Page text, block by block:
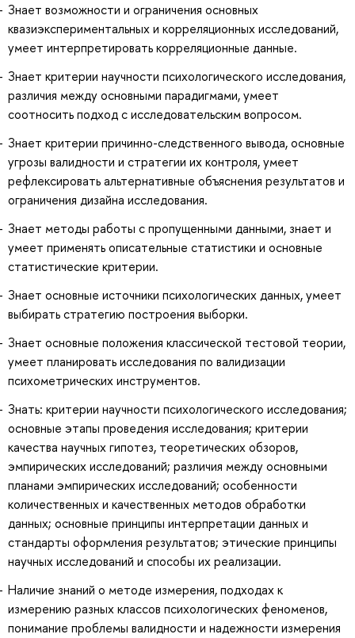
Знает возможности и ограничения основных
квазиэкспериментальных и корреляционных исследований,
умеет интерпретировать корреляционные данные.
Знает критерии научности психологического исследования,
различия между основными парадигмами, умеет
соотносить подход с исследовательским вопросом.
Знает критерии причинно-следственного вывода, основные
угрозы валидности и стратегии их контроля, умеет
рефлексировать альтернативные объяснения результатов и
ограничения дизайна исследования.
Знает методы работы с пропущенными данными, знает и
умеет применять описательные статистики и основные
статистические критерии.
Знает основные источники психологических данных, умеет
выбирать стратегию построения выборки.
Знает основные положения классической тестовой теории,
умеет планировать исследования по валидизации
психометрических инструментов.
Знать: критерии научности психологического исследования;
основные этапы проведения исследования; критерии
качества научных гипотез, теоретических обзоров,
эмпирических исследований; различия между основными
планами эмпирических исследований; особенности
количественных и качественных методов обработки
данных; основные принципы интерпретации данных и
стандарты оформления результатов; этические принципы
научных исследований и способы их реализации.
Наличие знаний о методе измерения, подходах к
измерению разных классов психологических феноменов,
понимание проблемы валидности и надежности измерения